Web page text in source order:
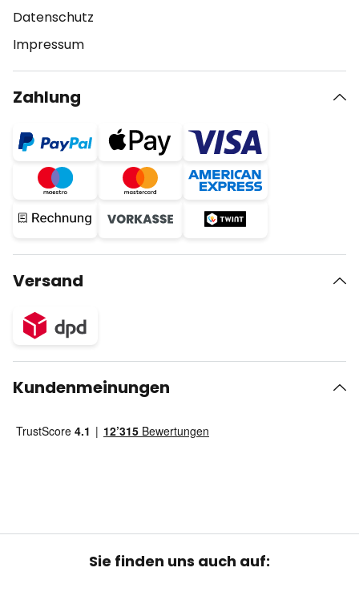
Datenschutz
Impressum
Zahlung
Versand
Kundenmeinungen
Sie finden uns auch auf: